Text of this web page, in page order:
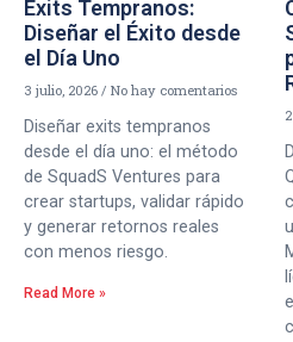
Exits Tempranos:
Diseñar el Éxito desde
el Día Uno
3 julio, 2026 No hay comentarios
Diseñar exits tempranos
desde el día uno: el método
de SquadS Ventures para
crear startups, validar rápido
y generar retornos reales
con menos riesgo.
Read More »